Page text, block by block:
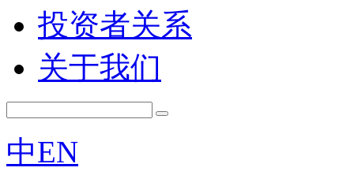
投资者关系
关于我们
中EN